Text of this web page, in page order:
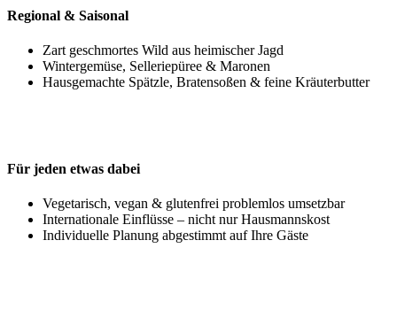
Regional & Saisonal
Zart geschmortes Wild aus heimischer Jagd
Wintergemüse, Selleriepüree & Maronen
Hausgemachte Spätzle, Bratensoßen & feine Kräuterbutter
Für jeden etwas dabei
Vegetarisch, vegan & glutenfrei problemlos umsetzbar
Internationale Einflüsse – nicht nur Hausmannskost
Individuelle Planung abgestimmt auf Ihre Gäste